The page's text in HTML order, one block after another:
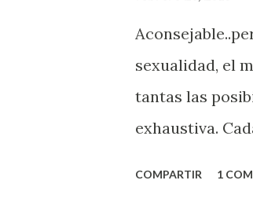
sexualidad, el
tantas las
exhaustiva.
COMPARTIR 1